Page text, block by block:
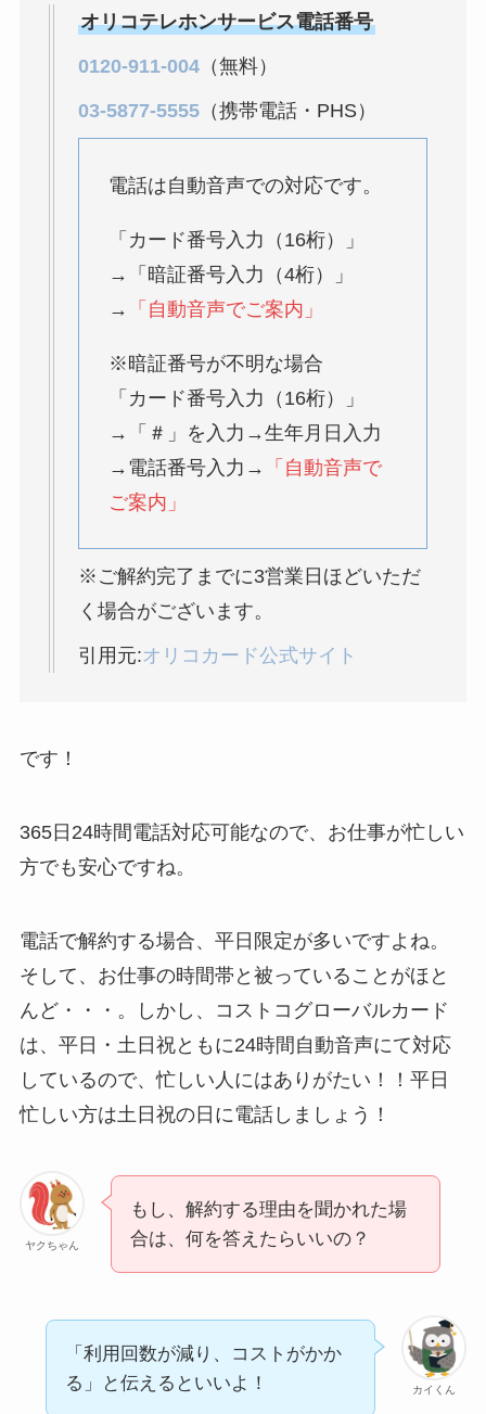
詳しく解説！
ユンス美容液の解約
らない時の裏ワザ
なにわサプリ
なぜ解約できない？
電話以外に手続きす
る方法ある？
ニューZの解約まと
め！電話が繋がらな
い時の裏ワザ
オリコテレホンサービス電話番号
0120-911-004（無料）
03-5877-5555（携帯電話・PHS）
電話は自動音声での対応です。
「カード番号入力（16桁）」
→「暗証番号入力（4桁）」
→
「自動音声でご案内」
※暗証番号が不明な場合
「カード番号入力（16桁）」
→「＃」を入力→生年月日入力
→電話番号入力→
「自動音声で
ご案内」
※ご解約完了までに3営業日ほどいただ
く場合がございます。
引用元:オリコカード公式サイト
です！
365日24時間電話対応可能なので、お仕事が忙しい
方でも安心ですね。
電話で解約する場合、平日限定が多いですよね。
そして、お仕事の時間帯と被っていることがほと
んど・・・。しかし、コストコグローバルカード
は、平日・土日祝ともに24時間自動音声にて対応
しているので、忙しい人にはありがたい！！平日
忙しい方は土日祝の日に電話しましょう！
ヤクちゃん
もし、解約する理由を聞かれた場
合は、何を答えたらいいの？
カイくん
「利用回数が減り、コストがかか
る」と伝えるといいよ！